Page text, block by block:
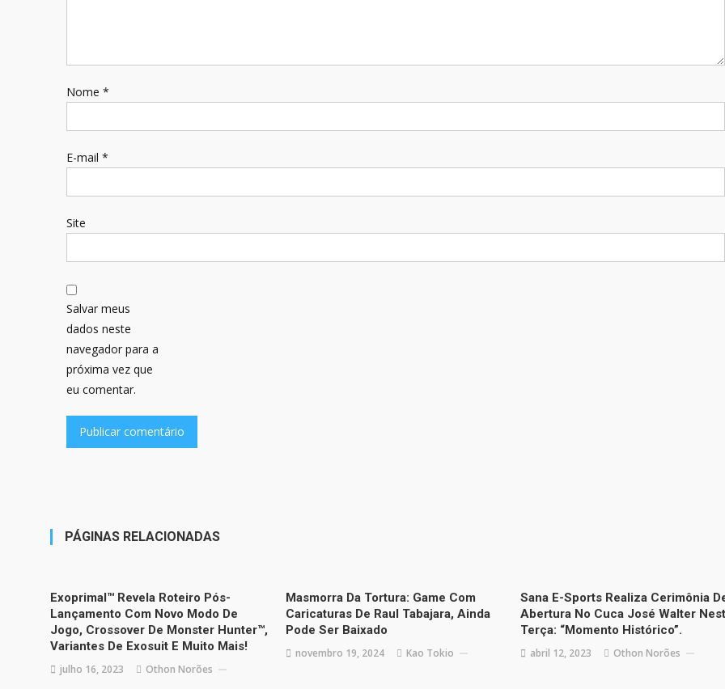
Nome *
E-mail *
Site
Salvar meus
dados neste
navegador para a
próxima vez que
eu comentar.
PÁGINAS RELACIONADAS
Exoprimal™ Revela Roteiro Pós-
Lançamento Com Novo Modo De
Jogo, Crossover De Monster Hunter™,
Variantes De Exosuit E Muito Mais!
julho 16, 2023 Othon Norões
Masmorra Da Tortura: Game Com
Caricaturas De Raul Tabajara, Ainda
Pode Ser Baixado
novembro 19, 2024 Kao Tokio
Sana E-Sports Realiza Cerimônia
Abertura No Cuca José Walter
Terça: “Momento Histórico”.
abril 12, 2023 Othon Norões